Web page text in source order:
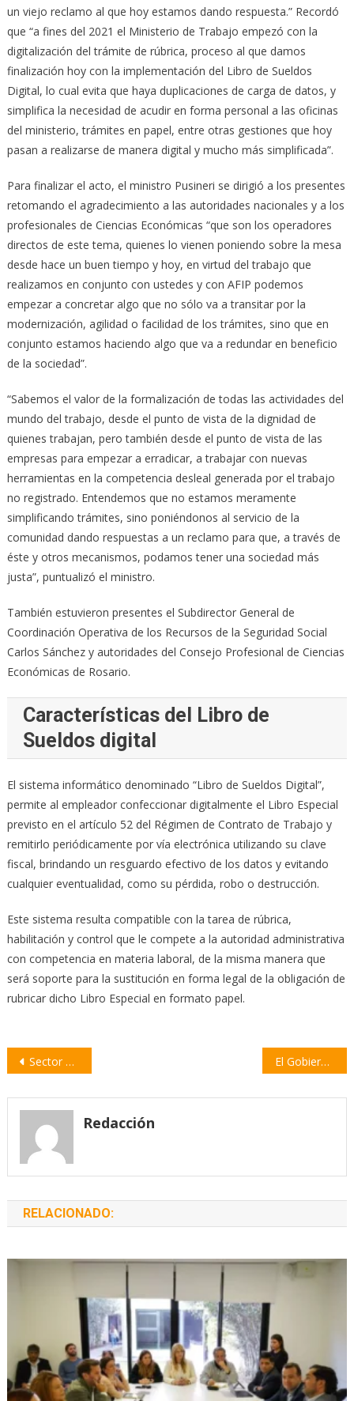
un viejo reclamo al que hoy estamos dando respuesta.” Recordó
que “a fines del 2021 el Ministerio de Trabajo empezó con la
digitalización del trámite de rúbrica, proceso al que damos
finalización hoy con la implementación del Libro de Sueldos
Digital, lo cual evita que haya duplicaciones de carga de datos, y
simplifica la necesidad de acudir en forma personal a las oficinas
del ministerio, trámites en papel, entre otras gestiones que hoy
pasan a realizarse de manera digital y mucho más simplificada”.
Para finalizar el acto, el ministro Pusineri se dirigió a los presentes
retomando el agradecimiento a las autoridades nacionales y a los
profesionales de Ciencias Económicas “que son los operadores
directos de este tema, quienes lo vienen poniendo sobre la mesa
desde hace un buen tiempo y hoy, en virtud del trabajo que
realizamos en conjunto con ustedes y con AFIP podemos
empezar a concretar algo que no sólo va a transitar por la
modernización, agilidad o facilidad de los trámites, sino que en
conjunto estamos haciendo algo que va a redundar en beneficio
de la sociedad”.
“Sabemos el valor de la formalización de todas las actividades del
mundo del trabajo, desde el punto de vista de la dignidad de
quienes trabajan, pero también desde el punto de vista de las
empresas para empezar a erradicar, a trabajar con nuevas
herramientas en la competencia desleal generada por el trabajo
no registrado. Entendemos que no estamos meramente
simplificando trámites, sino poniéndonos al servicio de la
comunidad dando respuestas a un reclamo para que, a través de
éste y otros mecanismos, podamos tener una sociedad más
justa”, puntualizó el ministro.
También estuvieron presentes el Subdirector General de
Coordinación Operativa de los Recursos de la Seguridad Social
Carlos Sánchez y autoridades del Consejo Profesional de Ciencias
Económicas de Rosario.
Características del Libro de
Sueldos digital
El sistema informático denominado “Libro de Sueldos Digital”,
permite al empleador confeccionar digitalmente el Libro Especial
previsto en el artículo 52 del Régimen de Contrato de Trabajo y
remitirlo periódicamente por vía electrónica utilizando su clave
fiscal, brindando un resguardo efectivo de los datos y evitando
cualquier eventualidad, como su pérdida, robo o destrucción.
Este sistema resulta compatible con la tarea de rúbrica,
habilitación y control que le compete a la autoridad administrativa
con competencia en materia laboral, de la misma manera que
será soporte para la sustitución en forma legal de la obligación de
rubricar dicho Libro Especial en formato papel.
Navegación
entradas
Sector del radicalismo llama a construir «un verdadero contrato social» El Gobierno de Santa Fe licitó la construcción de 23 viviendas en Coronel Bogado
Redacción
RELACIONADO: